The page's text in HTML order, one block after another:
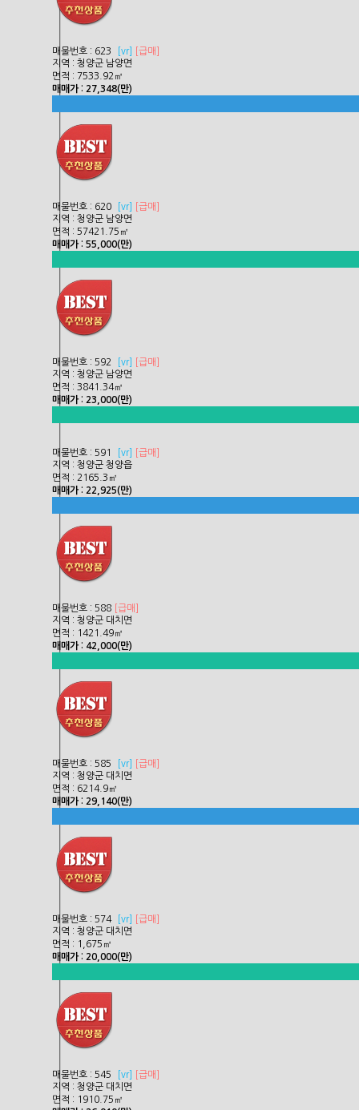
매물번호 : 623 vr]
[급매]
지역 : 청양군 남양면
면적 : 7533.92㎡
매매가 : 27,348(만)
매물번호 : 620 vr]
[급매]
지역 : 청양군 남양면
면적 : 57421.75㎡
매매가 : 55,000(만)
매물번호 : 592 vr]
[급매]
지역 : 청양군 남양면
면적 : 3841.34㎡
매매가 : 23,000(만)
매물번호 : 591 vr]
[급매]
지역 : 청양군 청양읍
면적 : 2165.3㎡
매매가 : 22,925(만)
매물번호 : 588
[급매]
지역 : 청양군 대치면
면적 : 1421.49㎡
매매가 : 42,000(만)
매물번호 : 585 vr]
[급매]
지역 : 청양군 대치면
면적 : 6214.9㎡
매매가 : 29,140(만)
매물번호 : 574 vr]
[급매]
지역 : 청양군 대치면
면적 : 1,675㎡
매매가 : 20,000(만)
매물번호 : 545 vr]
[급매]
지역 : 청양군 대치면
면적 : 1910.75㎡